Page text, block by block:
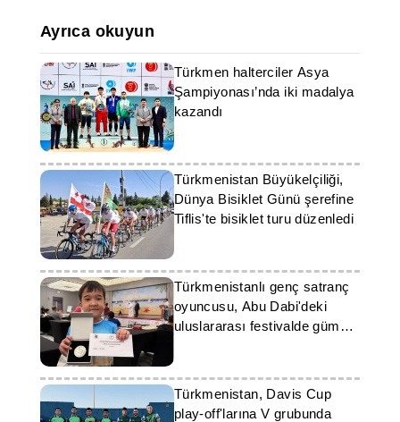
Ayrıca okuyun
Türkmen halterciler Asya
Şampiyonası’nda iki madalya
kazandı
Türkmenistan Büyükelçiliği,
Dünya Bisiklet Günü şerefine
Tiflis'te bisiklet turu düzenledi
Türkmenistanlı genç satranç
oyuncusu, Abu Dabi'deki
uluslararası festivalde gümüş
Türkmenistan, Davis Cup
play-off'larına V grubunda